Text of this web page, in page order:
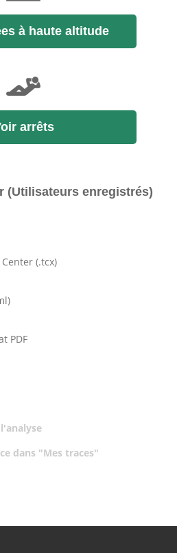
à haute altitude
arrêts
(Utilisateurs enregistrés)
(.tcx)
PDF
dans "Mes traces"